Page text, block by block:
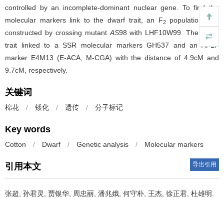
controlled by an incomplete-dominant nuclear gene. To find the
molecular markers link to the dwarf trait, an F2population was
constructed by crossing mutant AS98 with LHF10W99. The dwarf
trait linked to a SSR molecular markers GH537 and an AFLP
marker E4M13 (E-ACA, M-CGA) with the distance of 4.9cM and
9.7cM, respectively.
关键词
棉花 / 矮化 / 遗传 / 分子标记
Key words
Cotton / Dwarf / Genetic analysis / Molecular markers
引用本文 导出引用
张超, 孙君灵, 贾银华, 周忠丽, 潘兆娥, 何守朴, 王杰, 徐正君, 杜雄明.